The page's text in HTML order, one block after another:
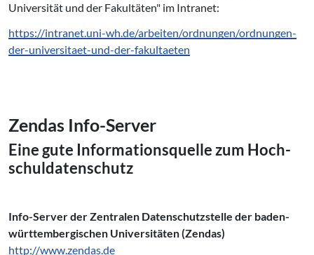
Universität und der Fakultäten" im Intranet:
https://intranet.uni-wh.de/arbeiten/ordnungen/ordnungen-
der-universitaet-und-der-fakultaeten
Zendas Info-Server
Eine gute In­for­ma­ti­ons­quel­le zum Hoch­
schul­da­ten­schutz
Info-Server der Zentralen Datenschutzstelle der baden-
württembergischen Universitäten (Zendas)
http://www.zendas.de